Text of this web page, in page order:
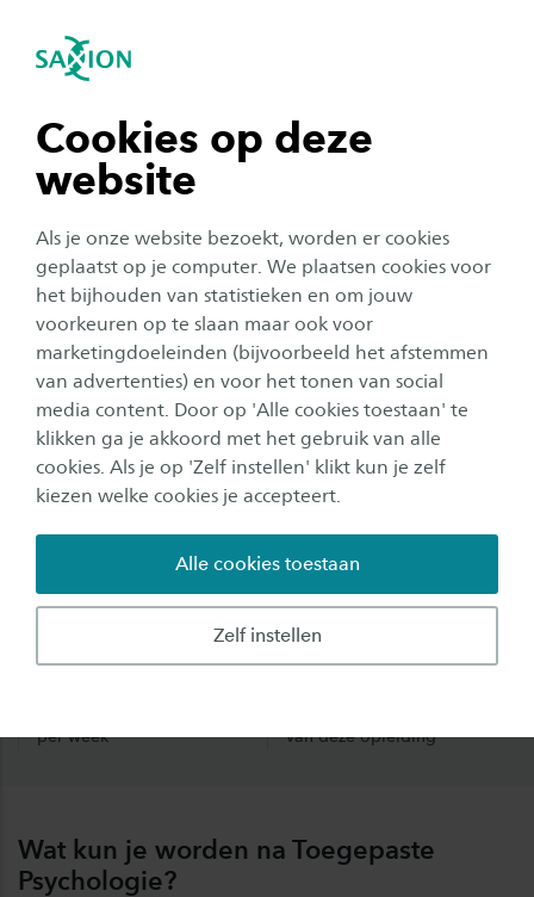
Cookies op deze
website
Als je onze website bezoekt, worden er cookies
geplaatst op je computer. We plaatsen cookies voor
het bijhouden van statistieken en om jouw
voorkeuren op te slaan maar ook voor
marketingdoeleinden (bijvoorbeeld het afstemmen
van advertenties) en voor het tonen van social
media content. Door op 'Alle cookies toestaan' te
klikken ga je akkoord met het gebruik van alle
cookies. Als je op 'Zelf instellen' klikt kun je zelf
kiezen welke cookies je accepteert.
Zelf instellen
Alle cookies toestaan
Navigatie openen
tonen
tonen
tonen
tonen
sluiten
Toegepaste Psychologie
Subnavigatie tonen
Jouw toekomst
Als toegepast psycholoog kun je bij veel
organisaties aan de slag. Bijvoorbeeld als
begeleider in de jeugdzorg. Of als
gedragsdeskundige in het onderwijs of bij de
politie. Ook het bedrijfsleven biedt tal van
mogelijkheden. Denk aan trainer bij een
loopbaanadviesbureau of het starten van je
eigen coachpraktijk.
Baan op niveau
vindt binnen 1,5 jaar een
per week
Doorstuderen
van deze opleiding
Wat kun je worden na Toegepaste
Psychologie?